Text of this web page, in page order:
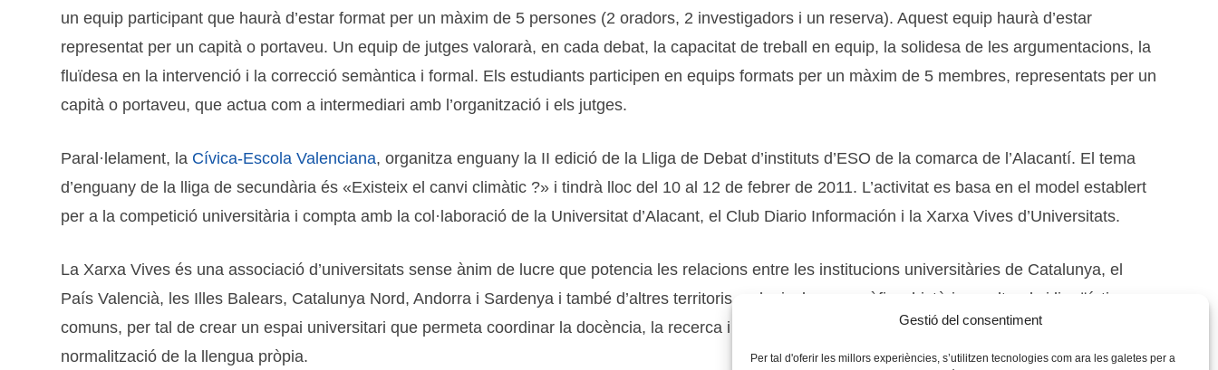
Gestió del consentiment
Per tal d'oferir les millors experiències, s’utilitzen tecnologies com ara les galetes per a
un equip participant que haurà d’estar format per un màxim de 5 persones (2 oradors, 2 investigadors i un reserva). Aquest equip haurà d’estar
representat per un capità o portaveu. Un equip de jutges valorarà, en cada debat, la capacitat de treball en equip, la solidesa de les argumentacions, la
fluïdesa en la intervenció i la correcció semàntica i formal. Els estudiants participen en equips formats per un màxim de 5 membres, representats per un
capità o portaveu, que actua com a intermediari amb l’organització i els jutges.
Paral·lelament, la Cívica-Escola Valenciana, organitza enguany la II edició de la Lliga de Debat d’instituts d’ESO de la comarca de l’Alacantí. El tema
d’enguany de la lliga de secundària és «Existeix el canvi climàtic ?» i tindrà lloc del 10 al 12 de febrer de 2011. L’activitat es basa en el model establert
per a la competició universitària i compta amb la col·laboració de la Universitat d’Alacant, el Club Diario Información i la Xarxa Vives d’Universitats.
La Xarxa Vives és una associació d’universitats sense ànim de lucre que potencia les relacions entre les institucions universitàries de Catalunya, el
País Valencià, les Illes Balears, Catalunya Nord, Andorra i Sardenya i també d’altres territoris amb vincles geogràfics, històrics, culturals i lingüístics
comuns, per tal de crear un espai universitari que permeta coordinar la docència, la recerca i les activitats culturals i potenciar la utilització i la
normalització de la llengua pròpia.